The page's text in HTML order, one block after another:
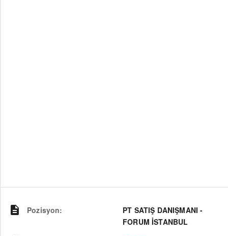
Pozisyon:
PT SATIŞ DANIŞMANI -
FORUM İSTANBUL